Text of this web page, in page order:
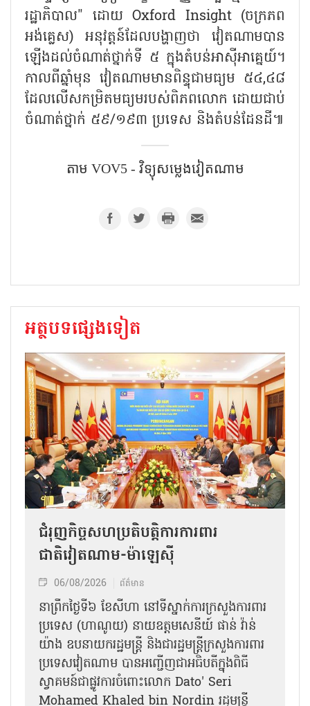
រដ្ឋាភិបាល" ដោយ Oxford Insight (ចក្រភព
អង់គ្លេស) អនុវត្តន៍ដែលបង្ហាញថា វៀតណាមបាន
ឡើងដល់ចំណាត់ថ្នាក់ទី ៥ ក្នុងតំបន់អាស៊ីអាគ្នេយ៍។
កាលពីឆ្នាំមុន វៀតណាមមានពិន្ទុជាមធ្យម ៥៤,៤៨
ដែលលើសកម្រិតមធ្យមរបស់ពិភពលោក ដោយជាប់
ចំណាត់ថ្នាក់ ៥៩/១៩៣ ប្រទេស និងតំបន់ដែនដី៕
តាម​ VOV5 - វិទ្យុសម្លេងវៀតណាម
អត្ថបទផ្សេងទៀត
ជំរុញកិច្ចសហប្រតិបត្តិការការពារ
ជាតិវៀតណាម-ម៉ាឡេស៊ី
06/08/2026 ព័ត៌មាន
នា​ព្រឹកថ្ងៃទី៦ ខែសីហា នៅទីស្នាក់ការក្រសួងការពារ
ប្រទេស (ហាណូយ) នាយឧត្តមសេនីយ៍ ផាន់ វ៉ាន់
យ៉ាង ឧបនាយករដ្ឋមន្ត្រី និងជារដ្ឋមន្ត្រីក្រសួងការពារ
ប្រទេសវៀតណាម បានអញ្ជើញជាអធិបតីក្នុងពិធី
ស្វាគមន៍ជាផ្លូវការ​ចំពោះលោក Dato' Seri
Mohamed Khaled bin Nordin រដ្ឋមន្ត្រី